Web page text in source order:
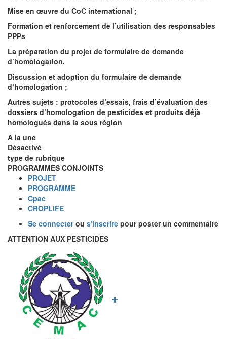
Mise en œuvre du CoC international ;
Formation et renforcement de l’utilisation des responsables
PPPs
La préparation du projet de formulaire de demande
d’homologation,
Discussion et adoption du formulaire de demande
d’homologation ;
Autres sujets : protocoles d’essais, frais d’évaluation des
dossiers d’homologation de pesticides et produits déjà
homologués dans la sous région
A la une
Désactivé
type de rubrique
PROGRAMMES CONJOINTS
PROJET
PROGRAMME
Cpac
CROPLIFE
Se connecterou s'inscrire pour poster un commentaire
ATTENTION AUX PESTICIDES